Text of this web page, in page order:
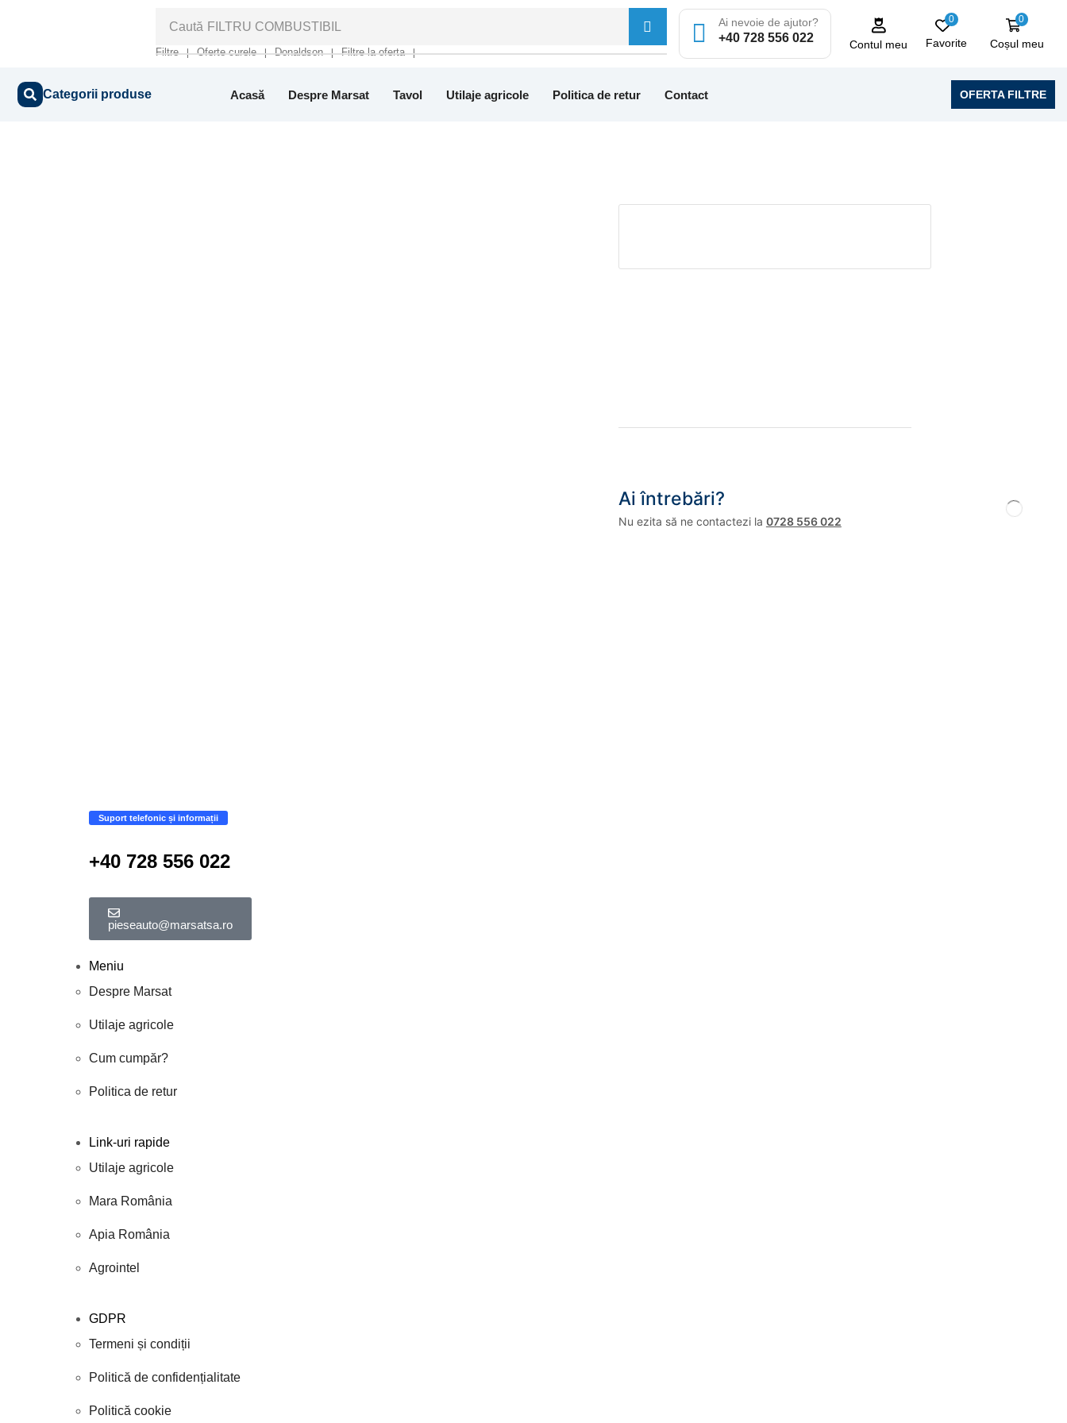
Caută FILTRU COMBUSTIBIL
Filtre ❘ Oferte curele ❘ Donaldson ❘ Filtre la oferta ❘
Ai nevoie de ajutor?
+40 728 556 022
Contul meu
0
Favorite
0
Coșul meu
Categorii produse Acasă Despre Marsat Tavol Utilaje agricole Politica de retur Contact OFERTA FILTRE
Ai întrebări?
Nu ezita să ne contactezi la 0728 556 022
Suport telefonic și informații
+40 728 556 022
pieseauto@marsatsa.ro
Meniu
Despre Marsat
Utilaje agricole
Cum cumpăr?
Politica de retur
Link-uri rapide
Utilaje agricole
Mara România
Apia România
Agrointel
GDPR
Termeni și condiții
Politică de confidențialitate
Politică cookie